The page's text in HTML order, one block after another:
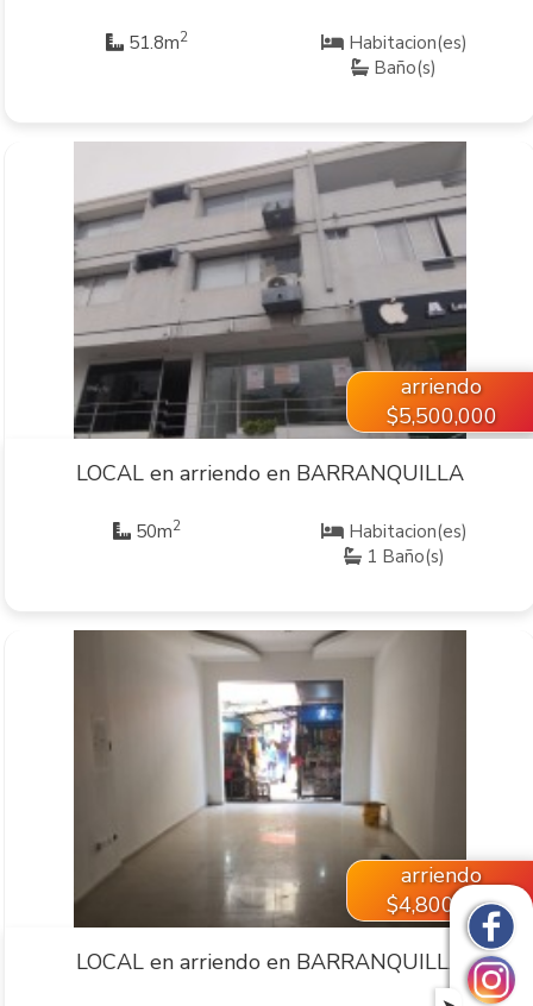
51.8m2
Habitacion(es)
Baño(s)
VER INMUEBLE
arriendo
$5,500,000
LOCAL en arriendo en BARRANQUILLA
50m2
Habitacion(es)
1 Baño(s)
VER INMUEBLE
arriendo
$4,800,000
LOCAL en arriendo en BARRANQUILLA